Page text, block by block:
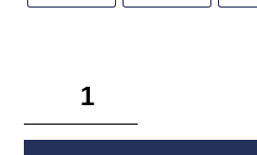
quantité
Xprat